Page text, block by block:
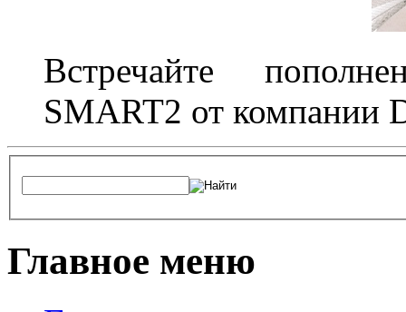
Встречайте
SMART2 от компании
Главное меню